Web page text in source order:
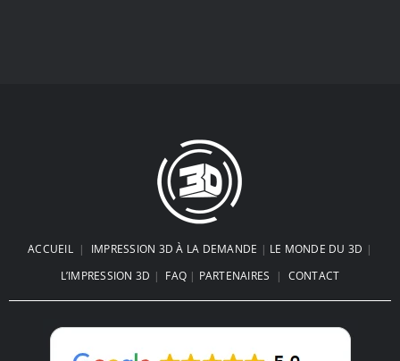
ACCUEIL| IMPRESSION 3D À LA DEMANDE | LE MONDE DU 3D |
L’IMPRESSION 3D | FAQ | PARTENAIRES | CONTACT